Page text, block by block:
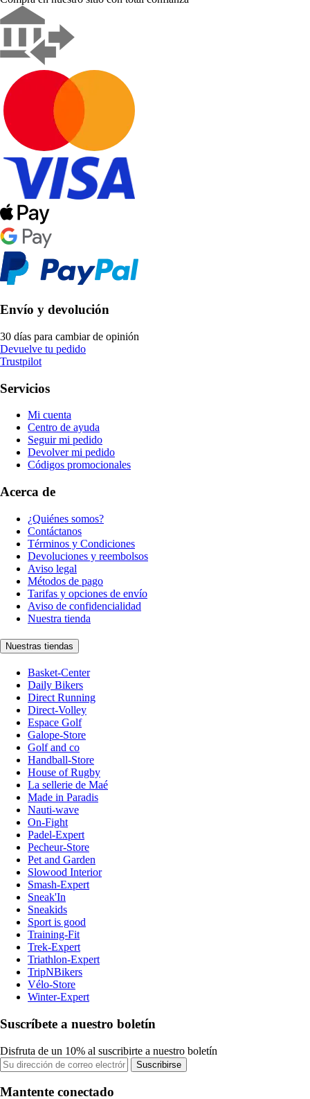
Envío y devolución
30 días para cambiar de opinión
Devuelve tu pedido
Trustpilot
Servicios
Mi cuenta
Centro de ayuda
Seguir mi pedido
Devolver mi pedido
Códigos promocionales
Acerca de
¿Quiénes somos?
Contáctanos
Términos y Condiciones
Devoluciones y reembolsos
Aviso legal
Métodos de pago
Tarifas y opciones de envío
Aviso de confidencialidad
Nuestra tienda
Nuestras tiendas
Basket-Center
Daily Bikers
Direct Running
Direct-Volley
Espace Golf
Galope-Store
Golf and co
Handball-Store
House of Rugby
La sellerie de Maé
Made in Paradis
Nauti-wave
On-Fight
Padel-Expert
Pecheur-Store
Pet and Garden
Slowood Interior
Smash-Expert
Sneak'In
Sneakids
Sport is good
Training-Fit
Trek-Expert
Triathlon-Expert
TripNBikers
Vélo-Store
Winter-Expert
Suscríbete a nuestro boletín
Disfruta de un 10% al suscribirte a nuestro boletín
Suscribirse
Mantente conectado